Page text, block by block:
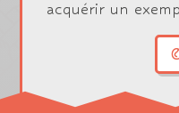
acquérir un